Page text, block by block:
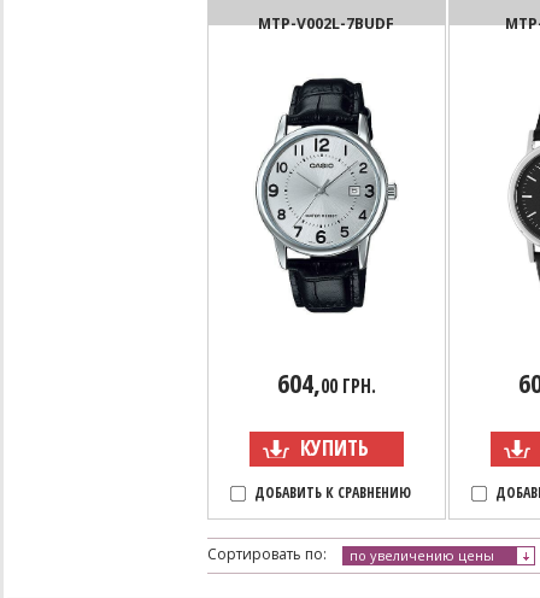
MTP-V002L-7BUDF
604,00 ГРН.
КУПИТЬ
ДОБАВИТЬ К СРАВНЕНИЮ
Сортировать по: по увеличению цены